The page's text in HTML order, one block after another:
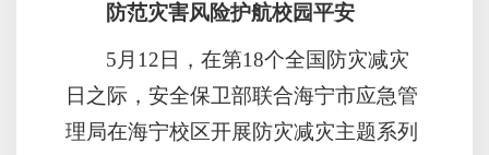
防范灾害风险护航校园平安
5月12日，在第18个全国防灾减灾
日之际，安全保卫部联合海宁市应急管
理局在海宁校区开展防灾减灾主题系列